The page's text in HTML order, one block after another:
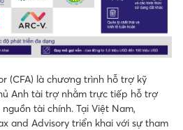
(CFA) là chương trình hỗ trợ kỹ
Anh tài trợ nhằm trực tiếp hỗ trợ
tài chính. Tại Việt Nam,
and Advisory triển khai với sự tham